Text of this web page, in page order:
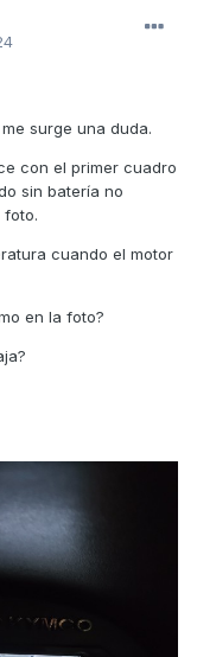
surge una duda.
con el primer cuadro
sin batería no
foto.
cuando el motor
en la foto?